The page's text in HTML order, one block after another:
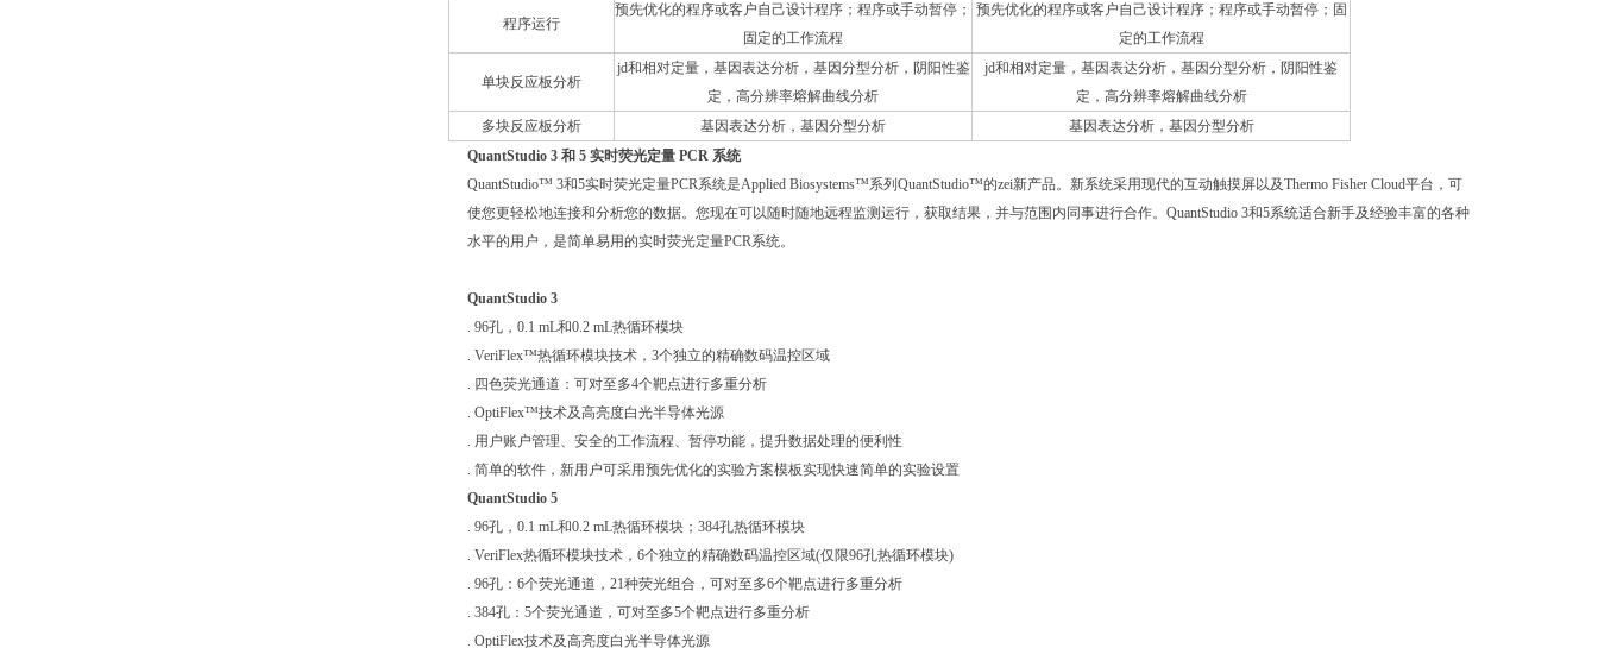
程序运行
预先优化的程序或客户自己设计程序；程序或手动暂停；
固定的工作流程
预先优化的程序或客户自己设计程序；程序或手动暂停；固
定的工作流程
单块反应板分析
jd和相对定量，基因表达分析，基因分型分析，阴阳性鉴
定，高分辨率熔解曲线分析
jd和相对定量，基因表达分析，基因分型分析，阴阳性鉴
定，高分辨率熔解曲线分析
多块反应板分析
基因表达分析，基因分型分析
基因表达分析，基因分型分析
QuantStudio 3 和 5 实时荧光定量 PCR 系统
QuantStudio™ 3和5实时荧光定量PCR系统是Applied Biosystems™系列QuantStudio™的zei新产品。新系统采用现代的互动触摸屏以及Thermo Fisher Cloud平台，可
使您更轻松地连接和分析您的数据。您现在可以随时随地远程监测运行，获取结果，并与范围内同事进行合作。QuantStudio 3和5系统适合新手及经验丰富的各种
水平的用户，是简单易用的实时荧光定量PCR系统。
QuantStudio 3
. 96孔，0.1 mL和0.2 mL热循环模块
. VeriFlex™热循环模块技术，3个独立的精确数码温控区域
. 四色荧光通道：可对至多4个靶点进行多重分析
. OptiFlex™技术及高亮度白光半导体光源
. 用户账户管理、安全的工作流程、暂停功能，提升数据处理的便利性
. 简单的软件，新用户可采用预先优化的实验方案模板实现快速简单的实验设置
QuantStudio 5
. 96孔，0.1 mL和0.2 mL热循环模块；384孔热循环模块
. VeriFlex热循环模块技术，6个独立的精确数码温控区域(仅限96孔热循环模块)
. 96孔：6个荧光通道，21种荧光组合，可对至多6个靶点进行多重分析
. 384孔：5个荧光通道，可对至多5个靶点进行多重分析
. OptiFlex技术及高亮度白光半导体光源